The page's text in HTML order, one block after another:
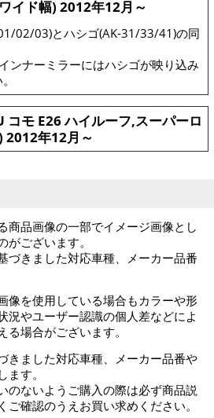
イド幅) 2012年12月～
02/03)とハシゴ(AK-31/33/41)の同
ンナーミラーにはハシゴが映り込み
モ E26 ハイルーフ,スーパーロ
2012年12月～
商品画像の一部でイメージ画像とし
ございます。
づきました対応車種、メーカー品番
像を使用している場合もカラーや形
況やユーザー認識の個人差などによ
る場合がございます。
きました対応車種、メーカー品番や
す。
のないようご購入の際は必ず商品説
確認のうえお買い求めください。